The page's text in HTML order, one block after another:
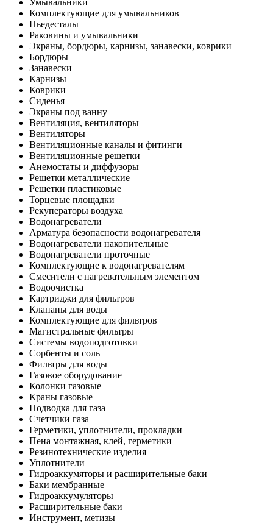
Умывальники
Комплектующие для умывальников
Пьедесталы
Раковины и умывальники
Экраны, бордюры, карнизы, занавески, коврики
Бордюры
Занавески
Карнизы
Коврики
Сиденья
Экраны под ванну
Вентиляция, вентиляторы
Вентиляторы
Вентиляционные каналы и фитинги
Вентиляционные решетки
Анемостаты и диффузоры
Решетки металлические
Решетки пластиковые
Торцевые площадки
Рекуператоры воздуха
Водонагреватели
Арматура безопасности водонагревателя
Водонагреватели накопительные
Водонагреватели проточные
Комплектующие к водонагревателям
Смесители с нагревательным элементом
Водоочистка
Картриджи для фильтров
Клапаны для воды
Комплектующие для фильтров
Магистральные фильтры
Системы водоподготовки
Сорбенты и соль
Фильтры для воды
Газовое оборудование
Колонки газовые
Краны газовые
Подводка для газа
Счетчики газа
Герметики, уплотнители, прокладки
Пена монтажная, клей, герметики
Резинотехнические изделия
Уплотнители
Гидроаккумяторы и расширительные баки
Баки мембранные
Гидроаккумуляторы
Расширительные баки
Инструмент, метизы